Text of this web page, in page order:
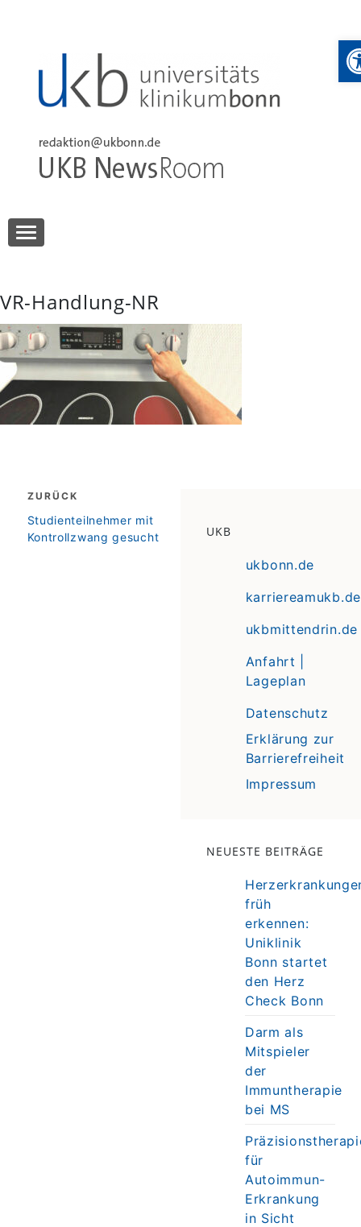
UKB NewsRoom
VR-Handlung-NR
Beitragsnavigation
ZURÜCK
zurück
Studienteilnehmer mit
Kontrollzwang gesucht
UKB
ukbonn.de
karriereamukb.de
ukbmittendrin.de
Anfahrt |
Lageplan
Datenschutz
Erklärung zur
Barrierefreiheit
Impressum
NEUESTE BEITRÄGE
früh
erkennen:
Uniklinik
Bonn startet
den Herz
Check Bonn
Darm als
Mitspieler
der
Immuntherapie
bei MS
für
Autoimmun-
Erkrankung
in Sicht